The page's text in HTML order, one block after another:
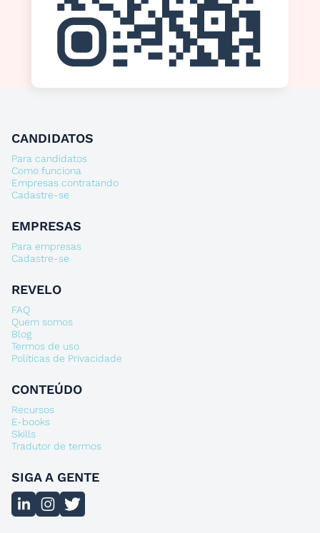
CANDIDATOS
Para candidatos
Como funciona
Empresas contratando
Cadastre-se
EMPRESAS
Para empresas
Cadastre-se
REVELO
FAQ
Quem somos
Blog
Termos de uso
Políticas de Privacidade
CONTEÚDO
Recursos
E-books
Skills
Tradutor de termos
SIGA A GENTE